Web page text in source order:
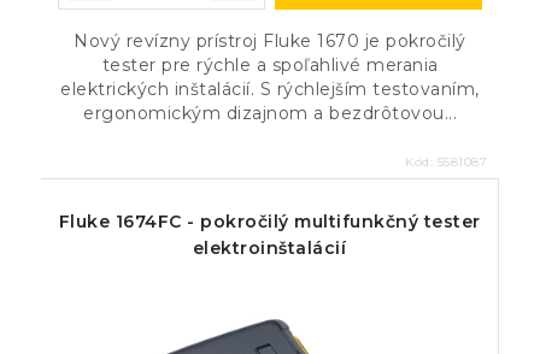
Nový revízny prístroj Fluke 1670 je pokročilý
tester pre rýchle a spoľahlivé merania
elektrických inštalácií. S rýchlejším testovaním,
ergonomickým dizajnom a bezdrôtovou...
Kód: 5581087
Fluke 1674FC - pokročilý multifunkčný tester
elektroinštalácií